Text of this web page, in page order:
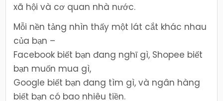
xã hội và cơ quan nhà nước.
Mỗi nền tảng nhìn thấy một lát cắt khác nhau
của bạn –
Facebook biết bạn đang nghĩ gì, Shopee biết
bạn muốn mua gì,
Google biết bạn đang tìm gì, và ngân hàng
biết bạn có bao nhiêu tiền.